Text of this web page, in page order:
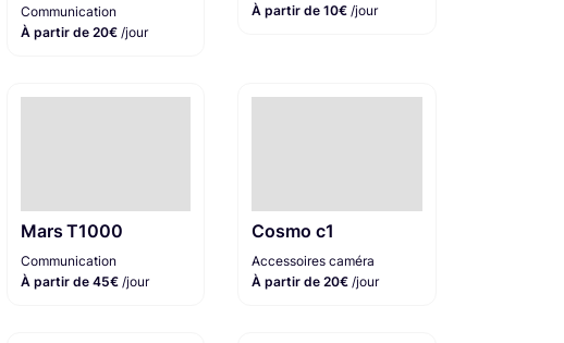
Communication
À partir de 20€ /jour
À partir de 10€/jour
Mars T1000
Communication
À partir de 45€ /jour
Cosmo c1
Accessoires caméra
À partir de 20€ /jour